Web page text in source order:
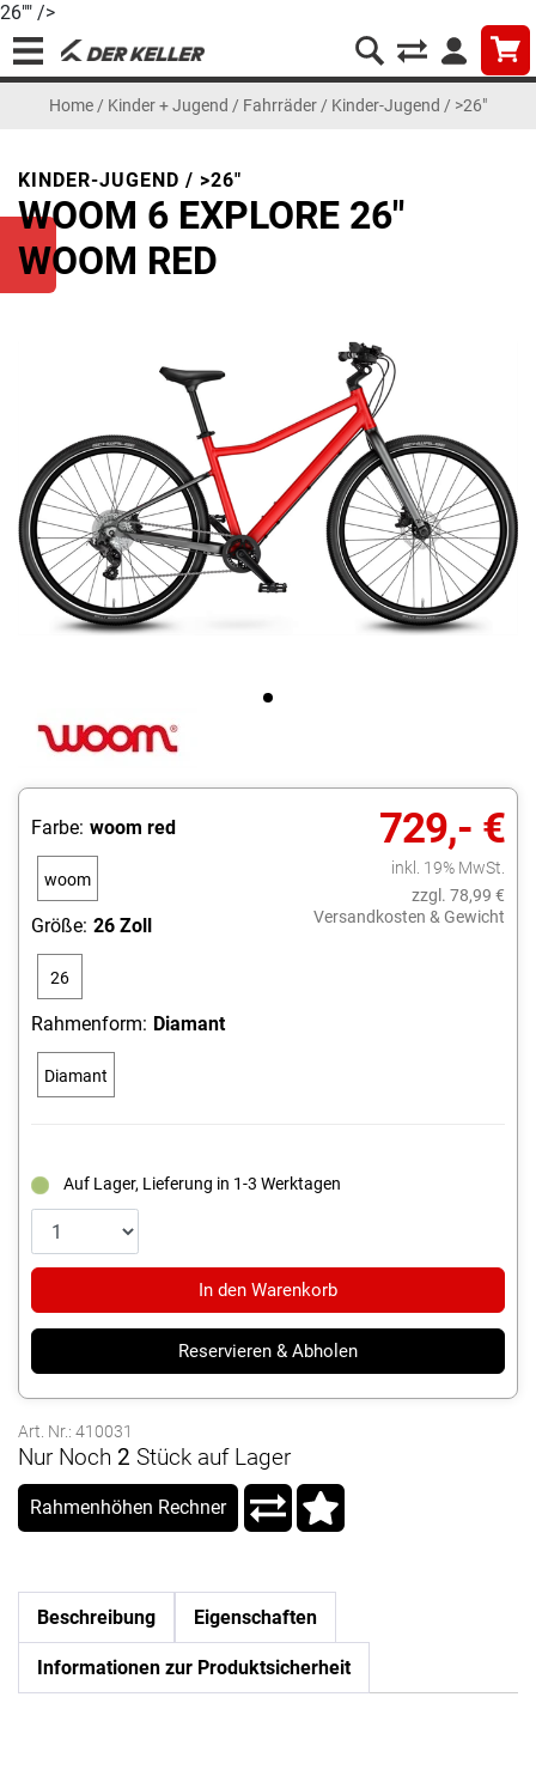
26"" />
Home / Kinder + Jugend / Fahrräder / Kinder-Jugend / >26"
KINDER-JUGEND / >26"
WOOM 6 EXPLORE 26"
WOOM RED
729,- €
inkl. 19% MwSt.
zzgl. 78,99 €
Versandkosten & Gewicht
Farbe: woom red
woom
Größe: 26 Zoll
26
Rahmenform: Diamant
Diamant
Auf Lager, Lieferung in 1-3 Werktagen
In den Warenkorb
Reservieren & Abholen
Art. Nr.: 410031
Nur Noch 2 Stück auf Lager
Rahmenhöhen Rechner
Beschreibung Eigenschaften
Informationen zur Produktsicherheit